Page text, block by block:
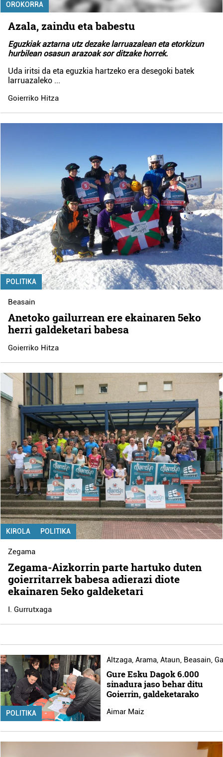
OROKORRA
Azala, zaindu eta babestu
Eguzkiak aztarna utz dezake larruazalean eta etorkizun
hurbilean osasun arazoak sor ditzake horrek.
Uda iritsi da eta eguzkia hartzeko era desegoki batek
larruazaleko ...
Goierriko Hitza
POLITIKA
Beasain
Anetoko gailurrean ere ekainaren 5eko
herri galdeketari babesa
Goierriko Hitza
KIROLA POLITIKA
Zegama
Zegama-Aizkorrin parte hartuko duten
goierritarrek babesa adierazi diote
ekainaren 5eko galdeketari
I. Gurrutxaga
POLITIKA
Altzaga, Arama, Ataun, Beasain,
Gure Esku Dagok 6.000
sinadura jaso behar ditu
Goierrin, galdeketarako
Aimar Maiz